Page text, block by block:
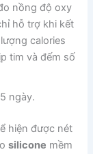
nồng độ oxy
hỗ trợ khi kết
calories
tim và đếm số
ngày.
hiện được nét
silicone mềm